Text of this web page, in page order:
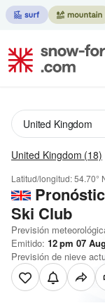
United Kingdom (18)
Latitud/longitud:54.70°
Ski Club
Previsión
Emitido: 12 pm 07
Previsión de nieve